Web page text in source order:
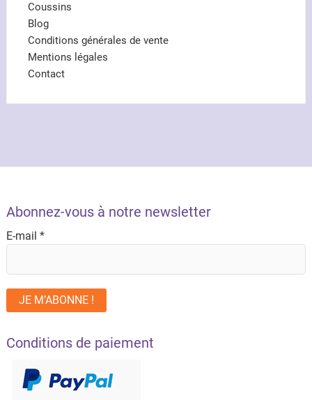
Coussins
Blog
Conditions générales de vente
Mentions légales
Contact
Abonnez-vous à notre newsletter
E-mail *
Conditions de paiement